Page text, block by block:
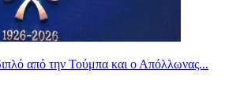
από την Τούμπα και ο Απόλλωνας...